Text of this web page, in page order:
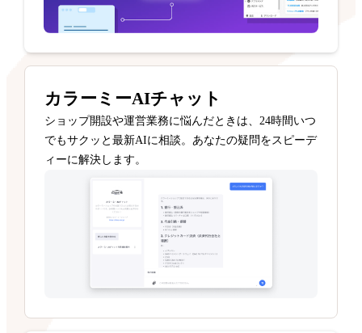
カラーミーAIチャット
ショップ開設や運営業務に悩んだときは、24時間いつ
でもサクッと最新AIに相談。あなたの疑問をスピーデ
ィーに解決します。